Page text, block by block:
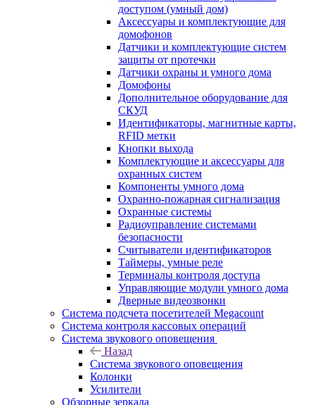
доступом (умный дом)
Аксессуары и комплектующие для
домофонов
Датчики и комплектующие систем
защиты от протечки
Датчики охраны и умного дома
Домофоны
Дополнительное оборудование для
СКУД
Идентификаторы, магнитные карты,
RFID метки
Кнопки выхода
Комплектующие и аксессуары для
охранных систем
Компоненты умного дома
Охранно-пожарная сигнализация
Охранные системы
Радиоуправление системами
безопасности
Считыватели идентификаторов
Таймеры, умные реле
Терминалы контроля доступа
Управляющие модули умного дома
Дверные видеозвонки
Система подсчета посетителей Megacount
Система контроля кассовых операций
Система звукового оповещения
Назад
Система звукового оповещения
Колонки
Усилители
Обзорные зеркала